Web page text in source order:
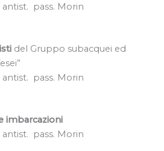
pass. Morin
del Gruppo subacquei ed
pass. Morin
imbarcazioni
pass. Morin